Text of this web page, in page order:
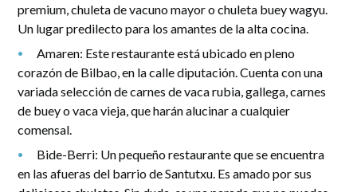
premium, chuleta de vacuno mayor o chuleta buey wagyu.
Un lugar predilecto para los amantes de la alta cocina.
Amaren: Este restaurante está ubicado en pleno
corazón de Bilbao, en la calle diputación. Cuenta con una
variada selección de carnes de vaca rubia, gallega, carnes
de buey o vaca vieja, que harán alucinar a cualquier
comensal.
Bide-Berri: Un pequeño restaurante que se encuentra
en las afueras del barrio de Santutxu. Es amado por sus